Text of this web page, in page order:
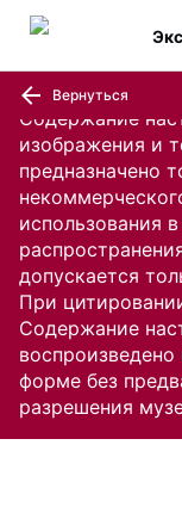
Содержание
изображения и
предназначено
использования
допускается
При
Содержание
форме без
разрешения
Вернуться